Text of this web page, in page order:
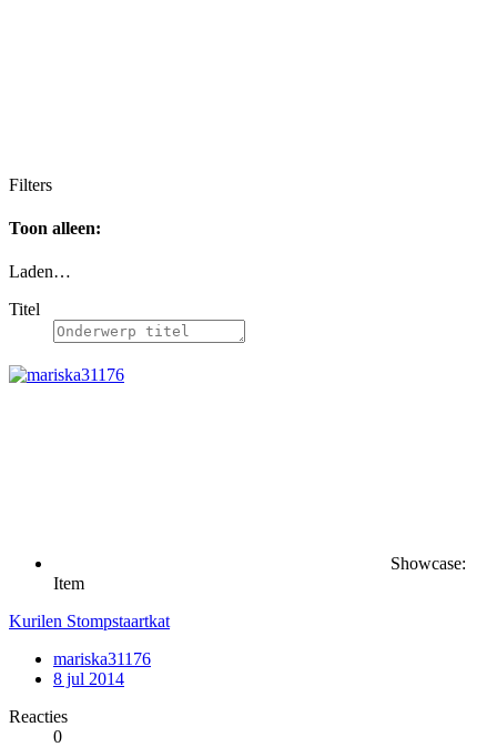
Filters
Toon alleen:
Laden…
Titel
Showcase:
Item
Kurilen Stompstaartkat
mariska31176
8 jul 2014
Reacties
0